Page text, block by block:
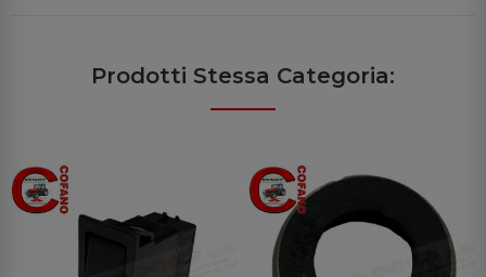
Prodotti Stessa Categoria: